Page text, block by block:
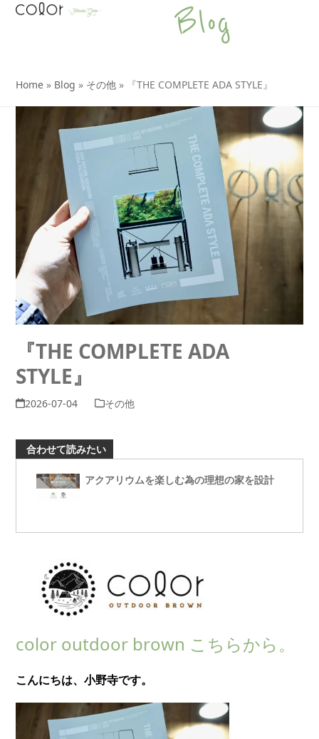
SkipOpen
Close
Blog
Home » Blog » その他 » 『THE COMPLETE ADA STYLE』
『THE COMPLETE ADA
STYLE』
2026-07-04 その他
合わせて読みたい
アクアリウムを楽しむ為の理想の家を設計
color outdoor brown こちらから。
こんにちは、小野寺です。